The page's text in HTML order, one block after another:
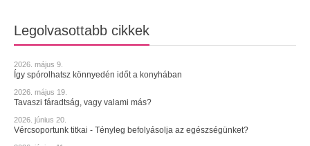
Legolvasottabb cikkek
2026. május 9.
Így spórolhatsz könnyedén időt a konyhában
2026. május 19.
Tavaszi fáradtság, vagy valami más?
2026. június 20.
Vércsoportunk titkai - Tényleg befolyásolja az egészségünket?